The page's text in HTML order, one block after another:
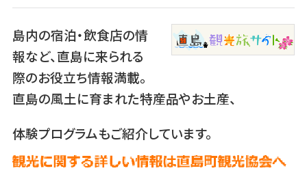
島内の宿泊・飲食店の情
報など、直島に来られる
際のお役立ち情報満載。
直島の風土に育まれた特産品やお土産、
体験プログラムもご紹介しています。